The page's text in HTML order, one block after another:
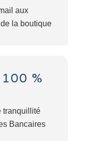
aux
la boutique
%
tranquillité
Bancaires